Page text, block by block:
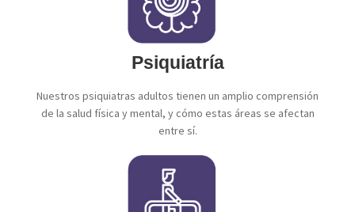
Psiquiatría
Nuestros psiquiatras adultos tienen un amplio comprensión
de la salud física y mental, y cómo estas áreas se afectan
entre sí.